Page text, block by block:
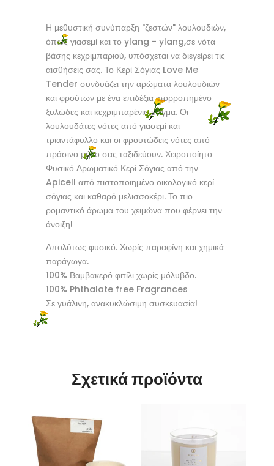
Η μεθυστική συνύπαρξη "ζεστών" λουλουδιών,
όπως γιασεμί και το ylang - ylang,σε νότα
βάσης κεχριμπαριού, υπόσχεται να διεγείρει τις
αισθήσεις σας. Το Κερί Σόγιας Love Me
Tender συνδυάζει την αρώματα λουλουδιών
και φρούτων με ένα επιδέξια ισορροπημένο
ξυλώδες και κεχριμπαρένιο μείγμα. Οι
λουλουδάτες νότες από γιασεμί και
τριαντάφυλλο και οι φρουτώδεις νότες από
πράσινο μήλο σας ταξιδεύουν. Χειροποίητο
Φυσικό Αρωματικό Κερί Σόγιας από την
Apicell από πιστοποιημένο οικολογικό κερί
σόγιας και καθαρό μελισσοκέρι. Το πιο
ρομαντικό άρωμα του χειμώνα που φέρνει την
άνοιξη!
Απολύτως φυσικό. Χωρίς παραφίνη και χημικά
παράγωγα.
100% Βαμβακερό φιτίλι χωρίς μόλυβδο.
100% Phthalate free Fragrances
Σε γυάλινη, ανακυκλώσιμη συσκευασία!
Σχετικά προϊόντα